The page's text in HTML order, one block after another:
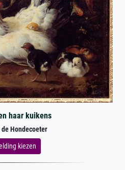
haar kuikens
Hondecoeter
kiezen